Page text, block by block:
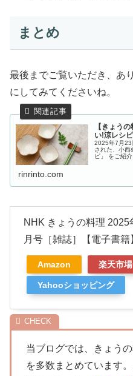
まとめ
最後までご覧いただき、あ
にしてみてくださいね。
【きょう
い!涼レシピ
2025年7月23
された、小西
ピ」 をご紹介
rinrinto.com
NHK きょうの料理 2025
月号［雑誌］【電子書籍
Amazon 楽天市場
Yahooショッピング
当ブログでは、きょう
を多数まとめています